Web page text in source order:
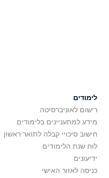
לימודים
רישום לאוניברסיטה
מידע למתעניינים בלימודים
חישוב סיכויי קבלה לתואר ראשון
לוח שנת הלימודים
ידיעונים
כניסה לאזור האישי